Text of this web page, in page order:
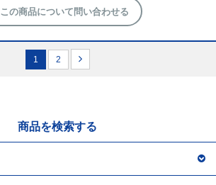
この商品について問い合わせる
1 2
商品を検索する